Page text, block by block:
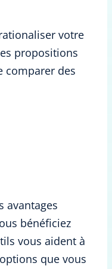
votre
propositions
comparer des
avantages
bénéficiez
vous aident à
que vous